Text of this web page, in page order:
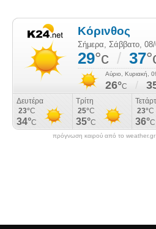
πρόγνωση καιρού από το weather.gr